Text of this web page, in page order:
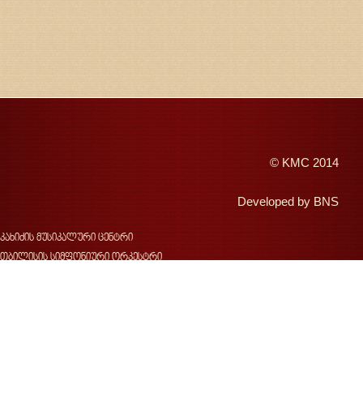
© KMC 2014
Developed by BNS
კახიძის მუსიკალური ცენტრი
თბილისის სიმფონიური ორკესტრი